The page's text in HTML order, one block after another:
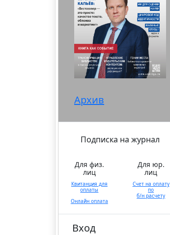
Архив
Подписка на журнал
Для физ.
лиц
Квитанция для
оплаты
Онлайн оплата
Для юр.
лиц
Счет на оплату
по
б/н расчету
Вход